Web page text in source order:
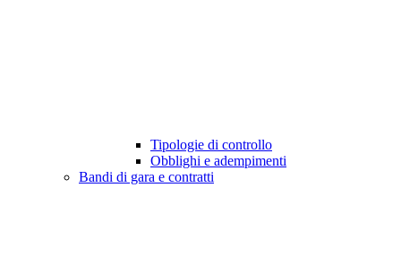
Tipologie di controllo
Obblighi e adempimenti
Bandi di gara e contratti